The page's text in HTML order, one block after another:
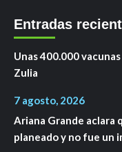
Entradas
Unas 400.000
Zulia
7 agosto, 2026
Ariana Grande aclara
planeado y no fue un